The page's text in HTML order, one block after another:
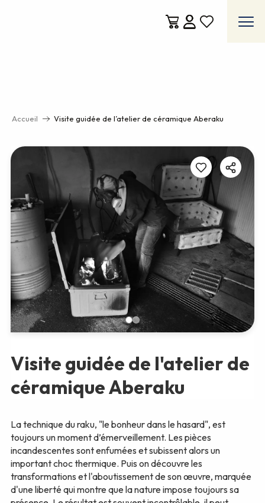
Accueil Visite guidée de l’atelier de céramique Aberaku